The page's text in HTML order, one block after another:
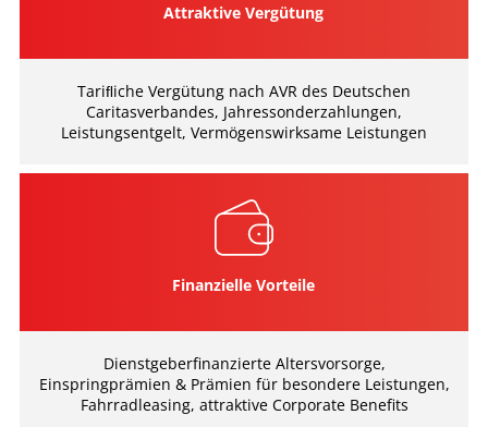
Attraktive Vergütung
Tariﬂiche Vergütung nach AVR des Deutschen
Caritasverbandes, Jahressonderzahlungen,
Leistungsentgelt, Vermögenswirksame Leistungen
Finanzielle Vorteile
Dienstgeberfinanzierte Altersvorsorge,
Einspringprämien & Prämien für besondere Leistungen,
Fahrradleasing, attraktive Corporate Benefits